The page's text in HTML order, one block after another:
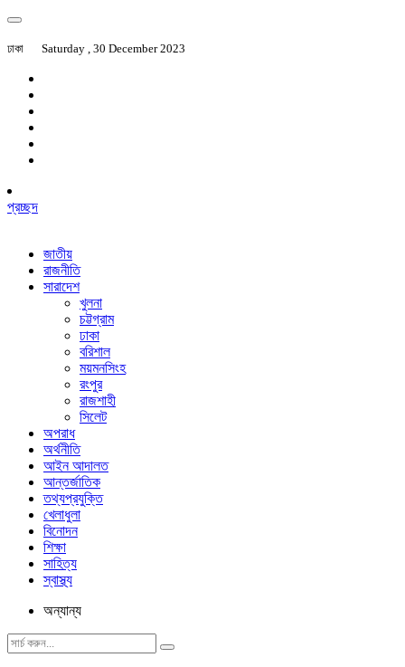
ঢাকা Saturday , 30 December 2023
প্রচ্ছদ
জাতীয়
রাজনীতি
সারাদেশ
খুলনা
চট্টগ্রাম
ঢাকা
বরিশাল
ময়মনসিংহ
রংপুর
রাজশাহী
সিলেট
অপরাধ
অর্থনীতি
আইন আদালত
আন্তর্জাতিক
তথ্যপ্রযুক্তি
খেলাধুলা
বিনোদন
শিক্ষা
সাহিত্য
স্বাস্থ্য
অন্যান্য